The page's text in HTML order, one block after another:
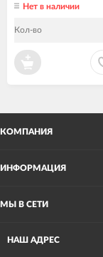
Нет в наличии
Кол-во
КОМПАНИЯ
ИНФОРМАЦИЯ
МЫ В СЕТИ
НАШ АДРЕС